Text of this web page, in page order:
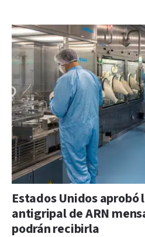
Estados Unidos aprobó
antigripal de ARN
podrán recibirla